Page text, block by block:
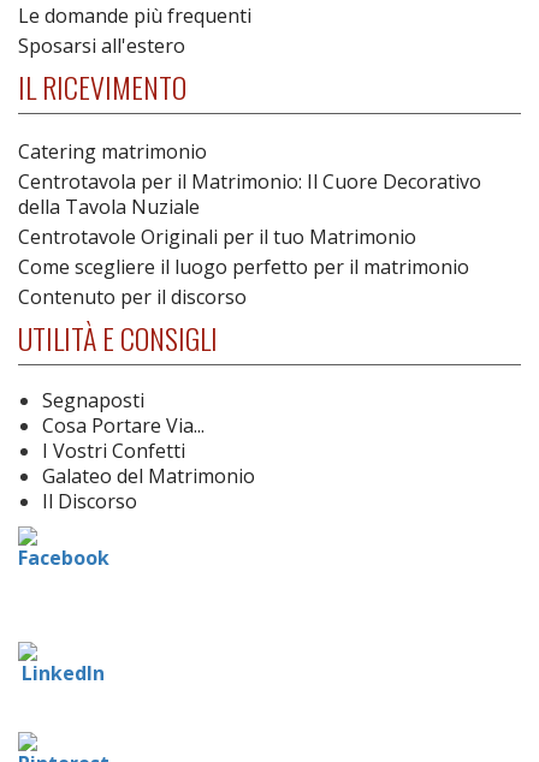
Le domande più frequenti
Sposarsi all'estero
IL RICEVIMENTO
Catering matrimonio
Centrotavola per il Matrimonio: Il Cuore Decorativo
della Tavola Nuziale
Centrotavole Originali per il tuo Matrimonio
Come scegliere il luogo perfetto per il matrimonio
Contenuto per il discorso
UTILITÀ E CONSIGLI
Segnaposti
Cosa Portare Via...
I Vostri Confetti
Galateo del Matrimonio
Il Discorso